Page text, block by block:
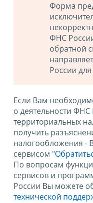
Форма
ФНС
обратной
России
Если Вам
о деятельности
территориальных
получить
налогообложения -
сервисом
По вопросам
сервисов и
России Вы можете
технической